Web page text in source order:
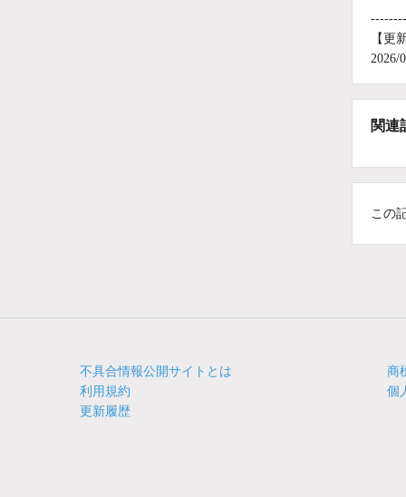
【更
2026/
関連
この
不具合情報公開サイトとは
利用規約
更新履歴
商
個